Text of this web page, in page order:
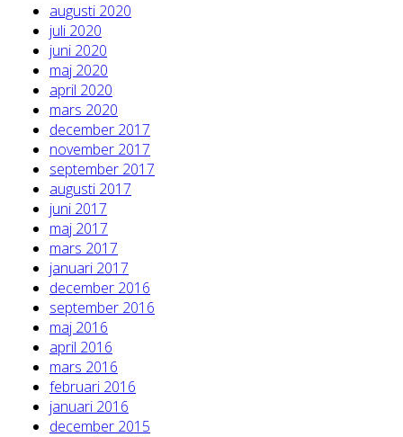
augusti 2020
juli 2020
juni 2020
maj 2020
april 2020
mars 2020
december 2017
november 2017
september 2017
augusti 2017
juni 2017
maj 2017
mars 2017
januari 2017
december 2016
september 2016
maj 2016
april 2016
mars 2016
februari 2016
januari 2016
december 2015